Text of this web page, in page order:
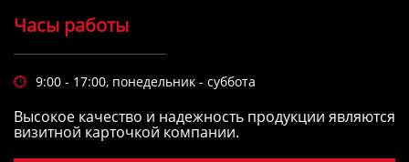
Часы работы
 9:00 - 17:00, понедельник - суббота
Высокое качество и надежность продукции являются
визитной карточкой компании.